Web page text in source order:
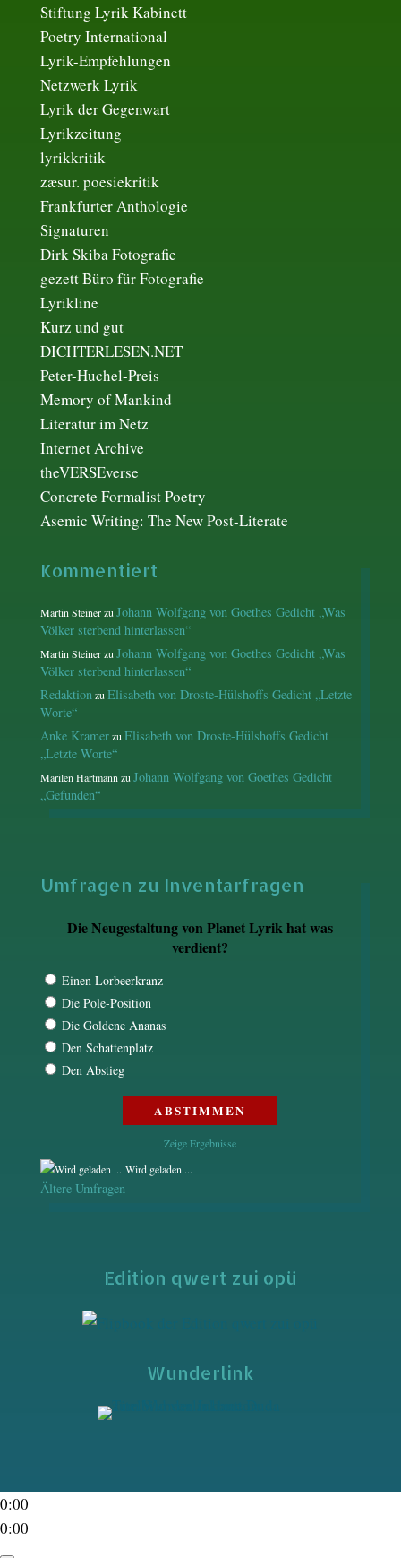
Stiftung Lyrik Kabinett
Poetry International
Lyrik-Empfehlungen
Netzwerk Lyrik
Lyrik der Gegenwart
Lyrikzeitung
lyrikkritik
zæsur. poesiekritik
Frankfurter Anthologie
Signaturen
Dirk Skiba Fotografie
gezett Büro für Fotografie
Lyrikline
Kurz und gut
DICHTERLESEN.NET
Peter-Huchel-Preis
Memory of Mankind
Literatur im Netz
Internet Archive
theVERSEverse
Concrete Formalist Poetry
Asemic Writing: The New Post-Literate
Kommentiert
Martin SteinerzuJohann Wolfgang von Goethes Gedicht „Was
Völker sterbend hinterlassen“
Martin SteinerzuJohann Wolfgang von Goethes Gedicht „Was
Völker sterbend hinterlassen“
RedaktionzuElisabeth von Droste-Hülshoffs Gedicht „Letzte
Worte“
Anke KramerzuElisabeth von Droste-Hülshoffs Gedicht
„Letzte Worte“
Marilen HartmannzuJohann Wolfgang von Goethes Gedicht
„Gefunden“
Umfragen zu Inventarfragen
Die Neugestaltung von Planet Lyrik hat was
verdient?
Einen Lorbeerkranz
Die Pole-Position
Die Goldene Ananas
Den Schattenplatz
Den Abstieg
Zeige Ergebnisse
Wird geladen ...
Ältere Umfragen
Edition qwert zui opü
Wunderlink
0:00
0:00